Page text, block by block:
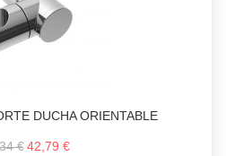
DUCHA ORIENTABLE
€ 42,79 €